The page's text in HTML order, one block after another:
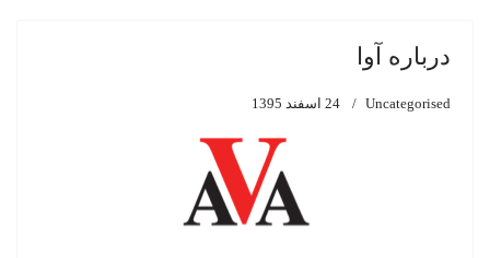
درباره آوا
Uncategorised 24 اسفند 1395